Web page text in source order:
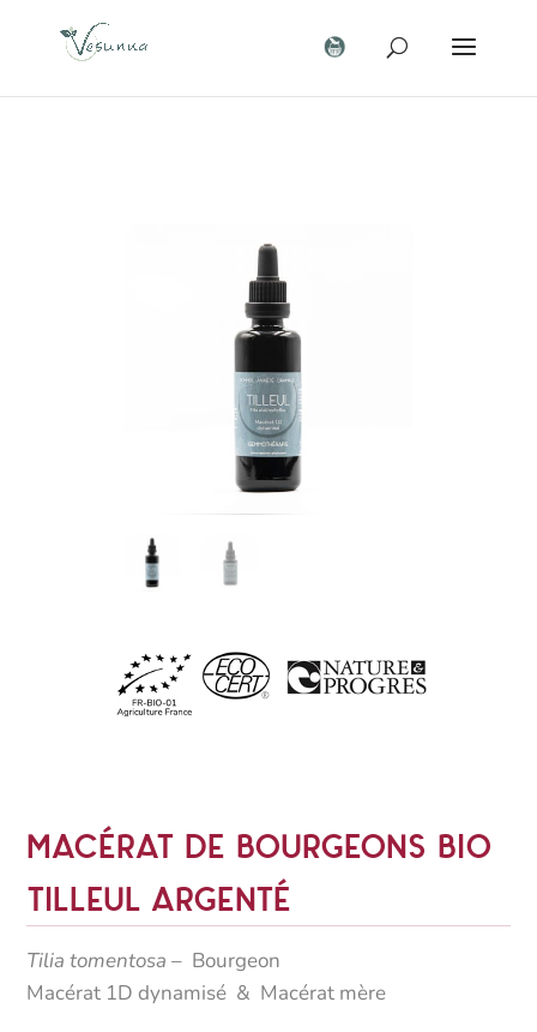
Macérat de bourgeons bio
Tilleul argenté
Tilia tomentosa – Bourgeon
Macérat 1D dynamisé & Macérat mère